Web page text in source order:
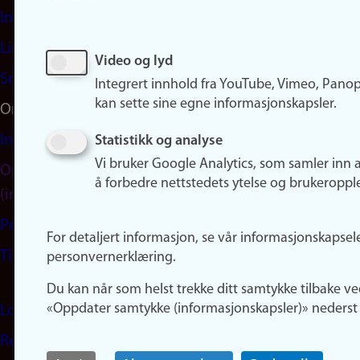
Instagram
LinkedIn
Snapchat
Om nettstedet
Informasjonskapsler
Oppdater samtykke
(informasjonskapsler)
Personvern
Tilgjengelighetserklæring
Logg inn
Rediger din ansattside
Video og lyd
Integrert innhold fra YouTube, Vimeo,
kan sette sine egne informasjonskapsler.
Statistikk og analyse
Vi bruker Google Analytics, som samler inn
å forbedre nettstedets ytelse og
For detaljert informasjon, se vår
personvernerklæring.
Du kan når som helst trekke ditt samtykke tilbake
«Oppdater samtykke (informasjonskapsler)» nederst